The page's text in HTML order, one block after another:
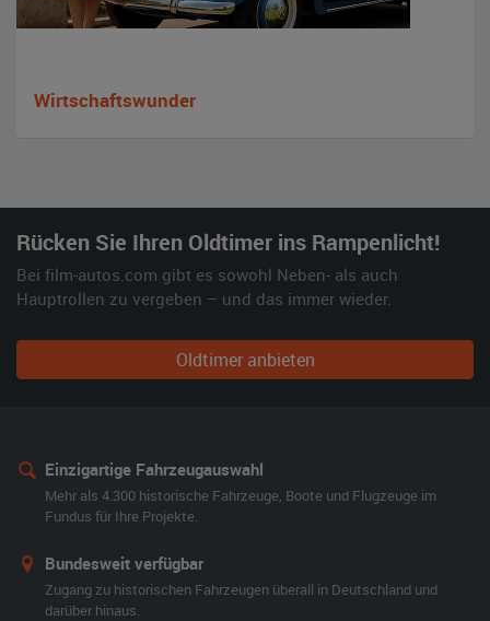
Wirtschaftswunder
Rücken Sie Ihren Oldtimer ins Rampenlicht!
Bei film-autos.com gibt es sowohl Neben- als auch
Hauptrollen zu vergeben – und das immer wieder.
Oldtimer anbieten
Einzigartige Fahrzeugauswahl
Mehr als 4.300 historische Fahrzeuge, Boote und Flugzeuge im
Fundus für Ihre Projekte.
Bundesweit verfügbar
Zugang zu historischen Fahrzeugen überall in Deutschland und
darüber hinaus.